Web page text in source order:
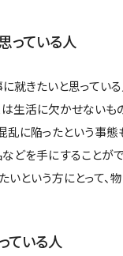
っている人
きたいと思っている
生活に欠かせないも
に陥ったという事態
を手にすることがで
という方にとって、
ている人